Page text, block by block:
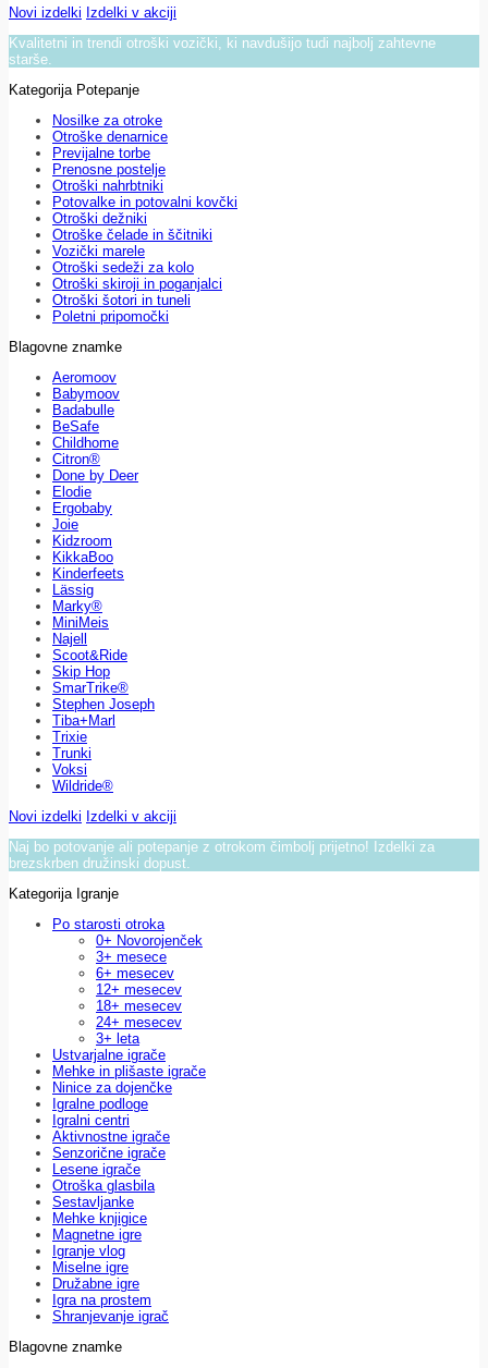
Novi izdelki Izdelki v akciji
Kvalitetni in trendi otroški vozički, ki navdušijo tudi najbolj zahtevne
starše.
Kategorija Potepanje
Nosilke za otroke
Otroške denarnice
Previjalne torbe
Prenosne postelje
Otroški nahrbtniki
Potovalke in potovalni kovčki
Otroški dežniki
Otroške čelade in ščitniki
Vozički marele
Otroški sedeži za kolo
Otroški skiroji in poganjalci
Otroški šotori in tuneli
Poletni pripomočki
Blagovne znamke
Aeromoov
Babymoov
Badabulle
BeSafe
Childhome
Citron®
Done by Deer
Elodie
Ergobaby
Joie
Kidzroom
KikkaBoo
Kinderfeets
Lässig
Marky®
MiniMeis
Najell
Scoot&Ride
Skip Hop
SmarTrike®
Stephen Joseph
Tiba+Marl
Trixie
Trunki
Voksi
Wildride®
Novi izdelki Izdelki v akciji
Naj bo potovanje ali potepanje z otrokom čimbolj prijetno! Izdelki za
brezskrben družinski dopust.
Kategorija Igranje
Po starosti otroka
0+ Novorojenček
3+ mesece
6+ mesecev
12+ mesecev
18+ mesecev
24+ mesecev
3+ leta
Ustvarjalne igrače
Mehke in plišaste igrače
Ninice za dojenčke
Igralne podloge
Igralni centri
Aktivnostne igrače
Senzorične igrače
Lesene igrače
Otroška glasbila
Sestavljanke
Mehke knjigice
Magnetne igre
Igranje vlog
Miselne igre
Družabne igre
Igra na prostem
Shranjevanje igrač
Blagovne znamke